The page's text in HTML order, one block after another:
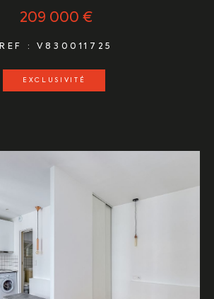
209 000 €
REF : V830011725
EXCLUSIVITÉ